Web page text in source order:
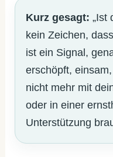
Kurz gesagt: „Ist
kein Zeichen,
ist ein Signal,
erschöpft,
nicht mehr mit
oder in einer
Unterstützung